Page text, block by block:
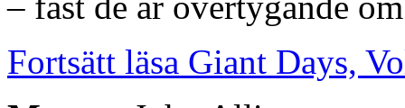
Fortsätt läsa Giant Days,